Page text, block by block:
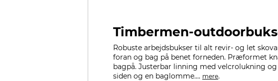
Timbermen-
Robuste arbejdsbukser til alt revir- og let
foran og bag på benet forneden. Præformet
bagpå. Justerbar linning med velcrolukning
siden og en baglomme.... mere.